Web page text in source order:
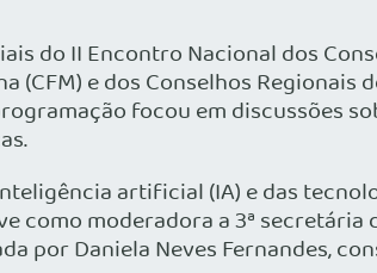
do II Encontro Nacional dos
e dos Conselhos Regionais
focou em discussões
artificial (IA) e das
como moderadora a 3ª
por Daniela Neves Fernandes,